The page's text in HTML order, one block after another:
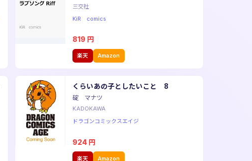
三交社
KiR comics
819 円
楽天 Amazon
くらいあの子としたいこと 8
碇 マナツ
KADOKAWA
ドラゴンコミックスエイジ
924 円
楽天 Amazon